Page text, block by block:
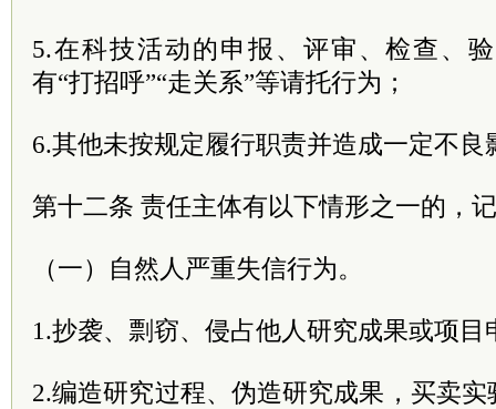
5.在科技活动的申报、评审、检查、
有“打招呼”“走关系”等请托行为；
6.其他未按规定履行职责并造成一定不良
第十二条 责任主体有以下情形之一的，
（一）自然人严重失信行为。
1.抄袭、剽窃、侵占他人研究成果或项目
2.编造研究过程、伪造研究成果，买卖